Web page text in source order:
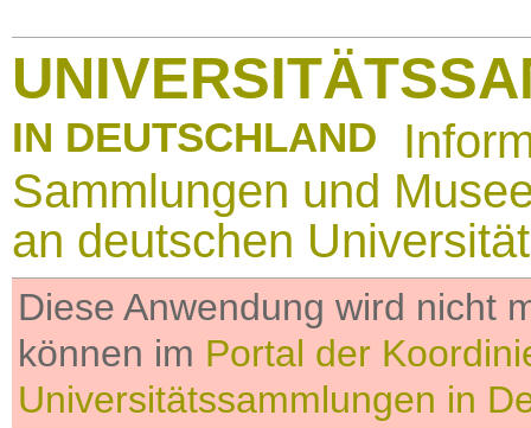
IN DEUTSCHLAND
Sammlungen und
an deutschen
Diese Anwendung wird nicht
können im Portal der
Universitätssammlungen in